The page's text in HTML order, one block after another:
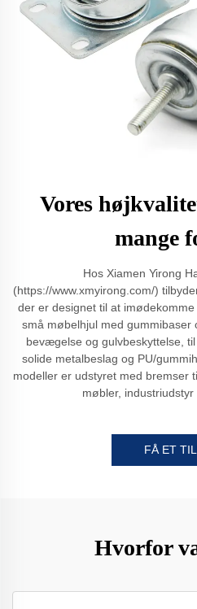
Vores
mange
Hos Xiamen Yirong
(https://www.xmyirong.com/)
der er designet til at
små møbelhjul med
bevægelse og gulvbeskyttelse,
solide metalbeslag og PU/
modeller er udstyret med bremser
møbler, industriudstyr
FÅ ET
Hvorfor